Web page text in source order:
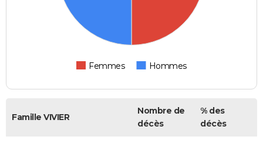
Femmes Hommes
Famille VIVIER
Nombre de
décès
% des
décès